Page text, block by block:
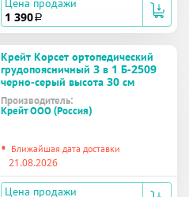
1 390 a
Крейт Корсет ортопедический
грудопоясничный 3 в 1 Б-2509
черно-серый высота 30 см
Производитель:
Крейт ООО (Россия)
• Ближайшая дата доставки
21.08.2026
Цена продажи